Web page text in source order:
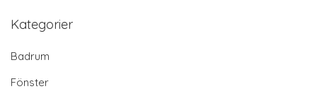
Kategorier
Badrum
Fönster